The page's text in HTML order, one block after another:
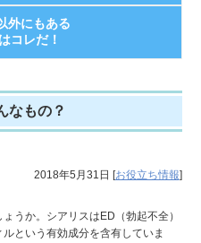
外にもある
コレだ！
なもの？
2018年5月31日 [お役立ち情報]
うか。シアリスはED（勃起不全）
という有効成分を含有していま